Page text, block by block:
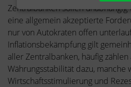
Zentralbanken sollen unabhängig
eine allgemein akzeptierte
nur von Autokraten offen
Inflationsbekämpfung gilt
aller Zentralbanken, häufig zählen
Währungsstabilität dazu, manche
Wirtschaftsstimulierung und